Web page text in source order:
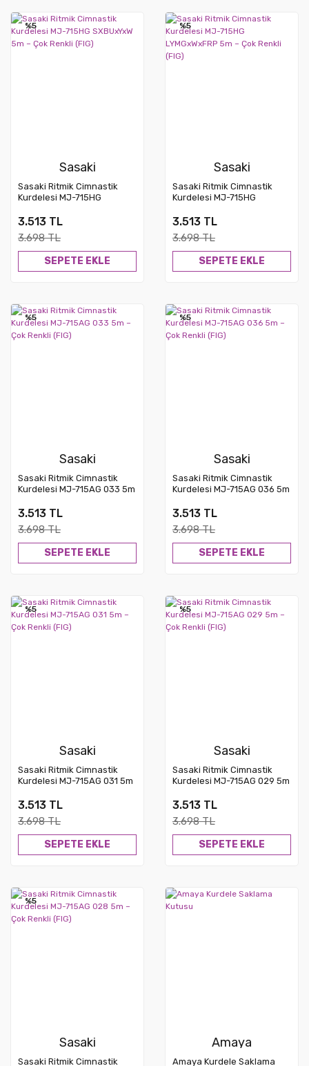
%5
Sasaki
Sasaki Ritmik Cimnastik
Kurdelesi MJ-715HG
(FIG)
3.513 TL
3.698 TL
SEPETE EKLE
%5
Sasaki
Sasaki Ritmik Cimnastik
Kurdelesi MJ-715HG
Renkli (FIG)
3.513 TL
3.698 TL
SEPETE EKLE
%5
Sasaki
Sasaki Ritmik Cimnastik
Kurdelesi MJ-715AG 033 5m
3.513 TL
3.698 TL
SEPETE EKLE
%5
Sasaki
Sasaki Ritmik Cimnastik
Kurdelesi MJ-715AG 036 5m
3.513 TL
3.698 TL
SEPETE EKLE
%5
Sasaki
Sasaki Ritmik Cimnastik
Kurdelesi MJ-715AG 031 5m
3.513 TL
3.698 TL
SEPETE EKLE
%5
Sasaki
Sasaki Ritmik Cimnastik
Kurdelesi MJ-715AG 029 5m
3.513 TL
3.698 TL
SEPETE EKLE
%5
Sasaki
Sasaki Ritmik Cimnastik
Amaya
Amaya Kurdele Saklama